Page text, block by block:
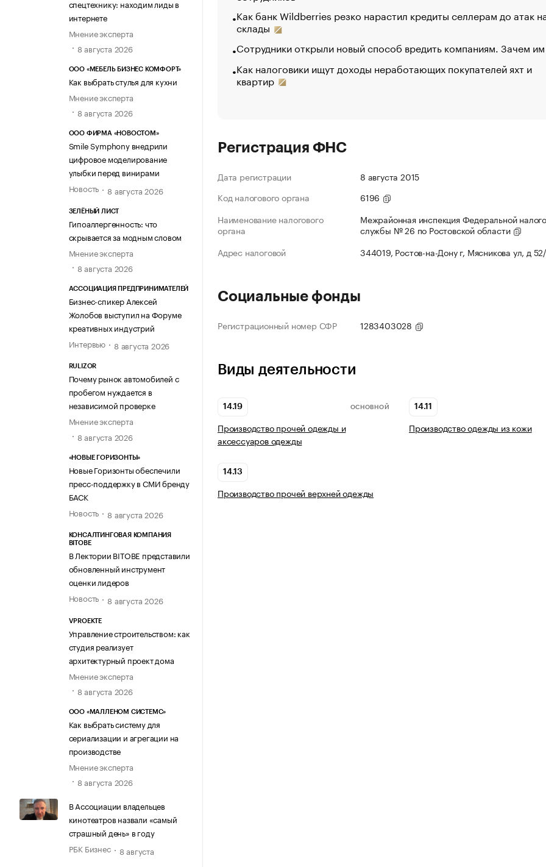
спецтехнику: находим лиды в
интернете
Мнение эксперта
8 августа 2026
ООО «МЕБЕЛЬ БИЗНЕС КОМФОРТ»
Как выбрать стулья для кухни
Мнение эксперта
8 августа 2026
ООО ФИРМА «НОВОСТОМ»
Smile Symphony внедрили
цифровое моделирование
улыбки перед винирами
Новость
8 августа 2026
ЗЕЛЁНЫЙ ЛИСТ
Гипоаллергенность: что
скрывается за модным словом
Мнение эксперта
8 августа 2026
АССОЦИАЦИЯ ПРЕДПРИНИМАТЕЛЕЙ
Бизнес-спикер Алексей
Жолобов выступил на Форуме
креативных индустрий
Интервью
8 августа 2026
RULIZOR
Почему рынок автомобилей с
пробегом нуждается в
независимой проверке
Мнение эксперта
8 августа 2026
«НОВЫЕ ГОРИЗОНТЫ»
Новые Горизонты обеспечили
пресс-поддержку в СМИ бренду
БАСК
Новость
8 августа 2026
КОНСАЛТИНГОВАЯ КОМПАНИЯ
BITOBE
В Лектории BITOBE представили
обновленный инструмент
оценки лидеров
Новость
8 августа 2026
VPROEKTE
Управление строительством: как
студия реализует
архитектурный проект дома
Мнение эксперта
8 августа 2026
ООО «МАЛЛЕНОМ СИСТЕМС»
Как выбрать систему для
сериализации и агрегации на
производстве
Мнение эксперта
8 августа 2026
В Ассоциации владельцев
кинотеатров назвали «самый
страшный день» в году
РБК Бизнес
8 августа
Как банк Wildberries резко нарастил кредиты селлерам до атак
склады
Сотрудники открыли новый способ вредить компаниям. Зачем
Как налоговики ищут доходы неработающих покупателей яхт и
квартир
Регистрация ФНС
Дата регистрации
8 августа 2015
Код налогового органа
6196
Наименование налогового
органа
Межрайонная инспекция Федеральной
службы № 26 по Ростовской области
Адрес налоговой
344019, Ростов-на-Дону г, Мясникова ул, д
Социальные фонды
Регистрационный номер СФР 1283403028
Виды деятельности
14.19 ОСНОВНОЙ
Производство прочей одежды и
аксессуаров одежды
14.11
Производство одежды из кожи
14.13
Производство прочей верхней одежды